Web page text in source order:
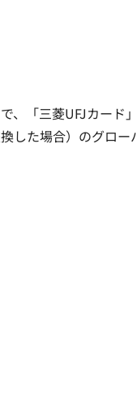
、「三菱UFJカード
した場合）のグロ